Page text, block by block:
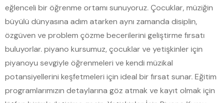
eğlenceli bir öğrenme ortamı sunuyoruz. Çocuklar, müziğin
büyülü dünyasına adım atarken aynı zamanda disiplin,
özgüven ve problem çözme becerilerini geliştirme fırsatı
buluyorlar. piyano kursumuz, çocuklar ve yetişkinler için
piyanoyu sevgiyle öğrenmeleri ve kendi müzikal
potansiyellerini keşfetmeleri için ideal bir fırsat sunar. Eğitim
programlarımızın detaylarına göz atmak ve kayıt olmak için